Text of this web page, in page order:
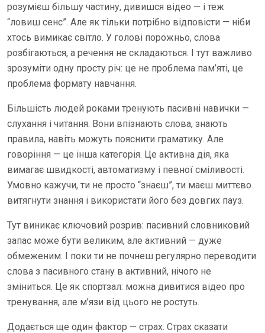
розумієш більшу частину, дивишся відео — і теж
“ловиш сенс”. Але як тільки потрібно відповісти — ніби
хтось вимикає світло. У голові порожньо, слова
розбігаються, а речення не складаються. І тут важливо
зрозуміти одну просту річ: це не проблема пам’яті, це
проблема формату навчання.
Більшість людей роками тренують пасивні навички —
слухання і читання. Вони впізнають слова, знають
правила, навіть можуть пояснити граматику. Але
говоріння — це інша категорія. Це активна дія, яка
вимагає швидкості, автоматизму і певної сміливості.
Умовно кажучи, ти не просто “знаєш”, ти маєш миттєво
витягнути знання і використати його без довгих пауз.
Тут виникає ключовий розрив: пасивний словниковий
запас може бути великим, але активний — дуже
обмеженим. І поки ти не почнеш регулярно переводити
слова з пасивного стану в активний, нічого не
зміниться. Це як спортзал: можна дивитися відео про
тренування, але м’язи від цього не ростуть.
Додається ще один фактор — страх. Страх сказати